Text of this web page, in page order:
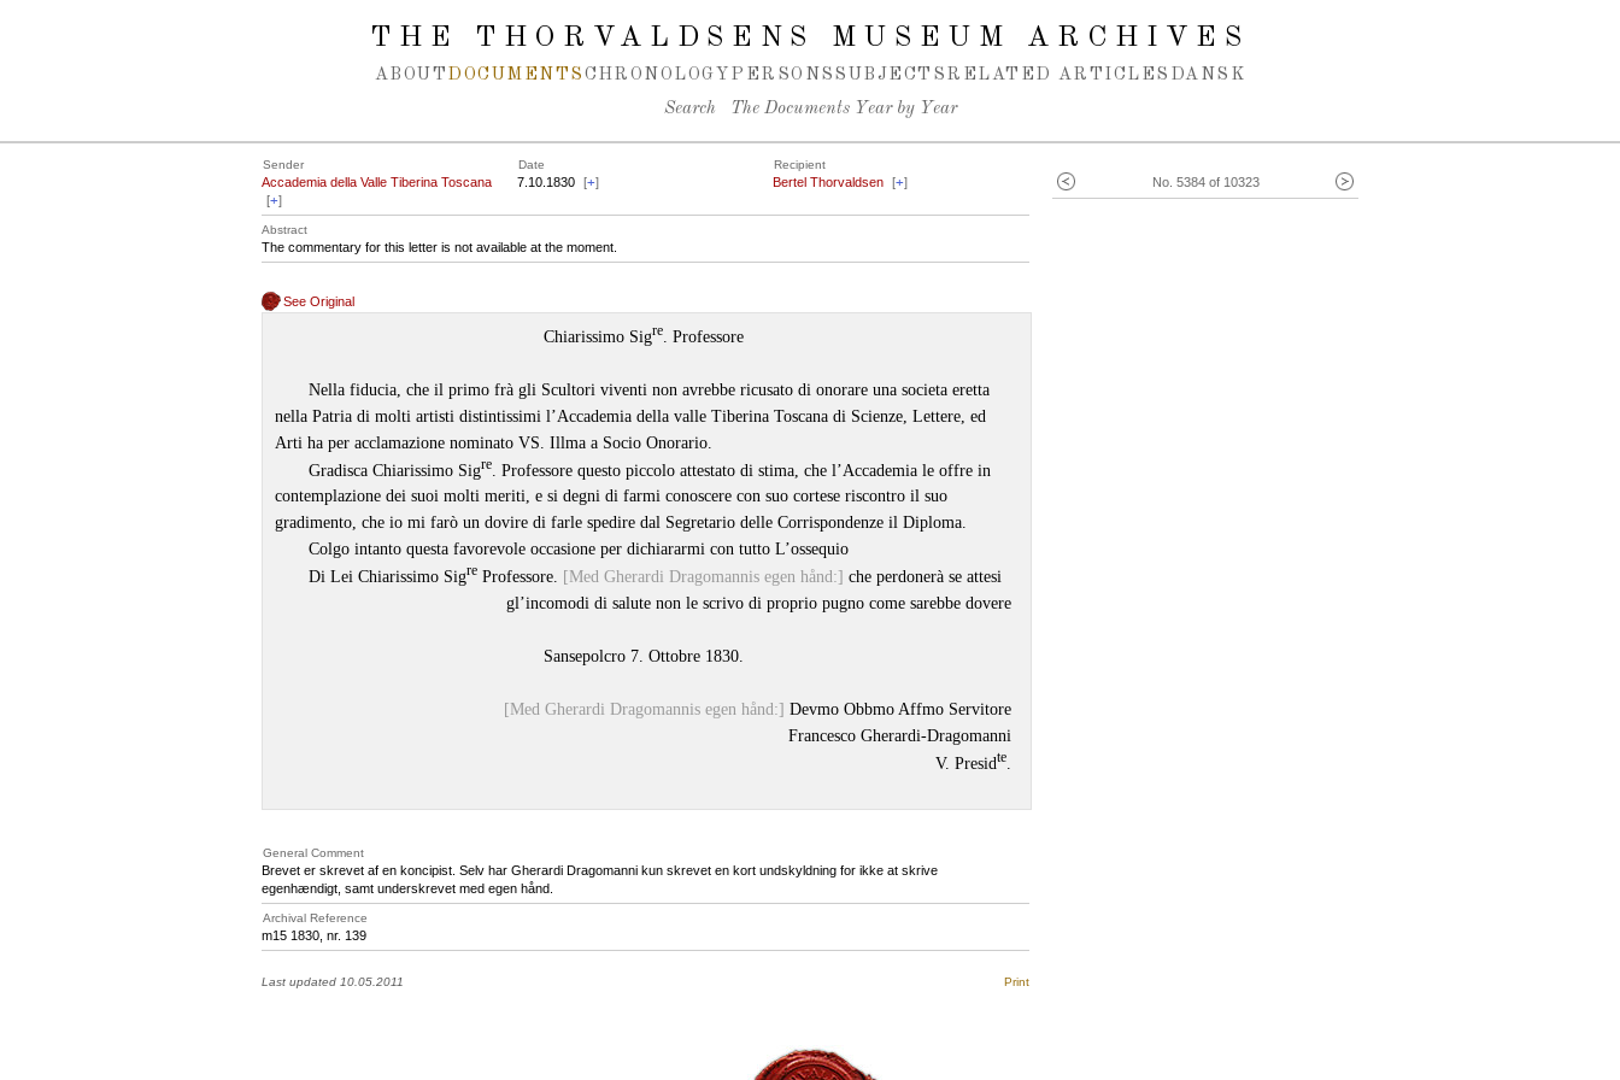
THE THORVALDSENS MUSEUM ARCHIVES
ABOUT DOCUMENTS CHRONOLOGY PERSONS SUBJECTS RELATED ARTICLES DANSK
Search The Documents Year by Year
No. 5384 of 10323
Sender Date Recipient
Accademia della Valle Tiberina Toscana
[+]
7.10.1830 [+] Bertel Thorvaldsen [+]
Abstract
The commentary for this letter is not available at the moment.
See Original
Chiarissimo Sigre. Professore
Nella fiducia, che il primo frà gli Scultori viventi non avrebbe ricusato di onorare una societa eretta
nella Patria di molti artisti distintissimi l’Accademia della valle Tiberina Toscana di Scienze, Lettere, ed
Arti ha per acclamazione nominato VS. Illma a Socio Onorario.
Gradisca Chiarissimo Sigre . Professore questo piccolo attestato di stima, che l’Accademia le offre in
contemplazione dei suoi molti meriti, e si degni di farmi conoscere con suo cortese riscontro il suo
gradimento, che io mi farò un dovire di farle spedire dal Segretario delle Corrispondenze il Diploma.
Colgo intanto questa favorevole occasione per dichiararmi con tutto L’ossequio
Di Lei Chiarissimo Sigre Professore. [Med Gherardi Dragomannis egen hånd:] che perdonerà se attesi
gl’incomodi di salute non le scrivo di proprio pugno come sarebbe dovere
Sansepolcro 7. Ottobre 1830.
[Med Gherardi Dragomannis egen hånd:] Devmo Obbmo Affmo Servitore
Francesco Gherardi-Dragomanni
V. Presidte
General Comment
Brevet er skrevet af en koncipist. Selv har Gherardi Dragomanni kun skrevet en kort undskyldning for ikke at skrive
egenhændigt, samt underskrevet med egen hånd.
Archival Reference
m15 1830, nr. 139
Last updated 10.05.2011 Print